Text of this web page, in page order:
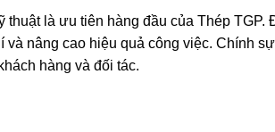
là ưu tiên hàng đầu của Thép TGP.
nâng cao hiệu quả công việc. Chính
hàng và đối tác.